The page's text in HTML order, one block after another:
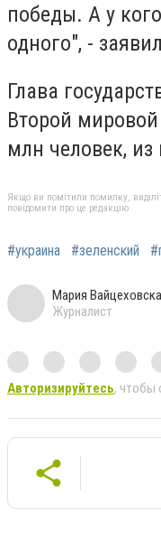
победы. А у
одного", -
Глава
Второй
млн человек,
Якщо ви помітили помилку,
повідомити про це редакцію
#украина #зеленский
Мария
Журналист
Авторизируйтесь, чтобы